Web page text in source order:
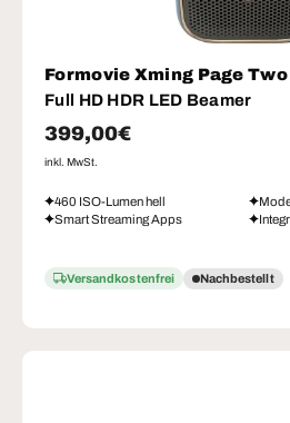
Formovie Xming Page Two
Full HD HDR LED Beamer
Normaler Preis
399,00€
inkl. MwSt.
460 ISO-Lumen hell
Smart Streaming Apps
Versandkostenfrei Nachbestellt